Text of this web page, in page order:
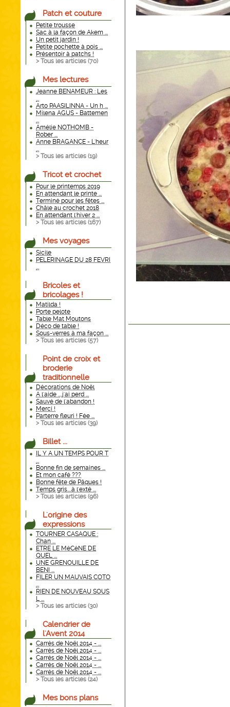
Patch et couture
Petite trousse
Sac à la façon de Akem ...
Un petit jardin !
Petite pochette à pois ...
Présentoir à patchs !
> Tous les articles (70)
Mes lectures
Jeanne BENAMEUR : Les
...
Arto PAASILINNA - Un h ...
Milena AGUS - Battemen
...
Amélie NOTHOMB -
Rober ...
Anne BRAGANCE - L'heur
...
> Tous les articles (19)
Tricot et crochet
Pour le printemps 2019
En attendant le printe ...
Terminé pour les fêtes ...
Châle au crochet 2018
En attendant l'hiver 2 ...
> Tous les articles (167)
Mes voyages
Sicile
PELERINAGE DU 28 FEVRI
...
Bricoles et
bricolages !
Matilda !
Porte pelote
Table Mat Moutons
Déco de table !
Sous-verres à ma façon ...
> Tous les articles (57)
Point de croix et
broderie
traditionnelle
Décorations de Noël
A l'aide ....j'ai perd ...
Sauvé de l'abandon !
Merci !
Parterre fleuri ! Fée ...
> Tous les articles (39)
Billet ...
IL Y A UN TEMPS POUR T
...
Bonne fin de semaines ...
Et mon café ???
Bonne fête de Pâques !
Temps gris....à l'exté ...
> Tous les articles (96)
L'origine des
expressions
TOURNER CASAQUE :
Chan ...
ETRE LE MéCèNE DE
QUEL ...
UNE GRENOUILLE DE
BENI ...
FILER UN MAUVAIS COTO
...
RIEN DE NOUVEAU SOUS
L ...
> Tous les articles (30)
Calendrier de
l'Avent 2014
Carrés de Noël 2014 - ...
Carrés de Noël 2014 - ...
Carrés de Noël 2014 - ...
Carrés de Noël 2014 - ...
Carrés de Noël 2014 - ...
> Tous les articles (24)
Mes bons plans